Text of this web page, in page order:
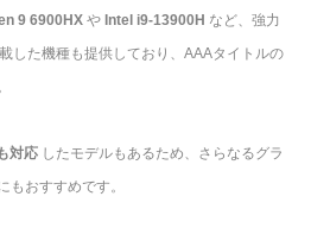
9 6900HX や Intel i9-13900H など、強力
した機種も提供しており、AAAタイトルの
対応 したモデルもあるため、さらなるグラ
もおすすめです。